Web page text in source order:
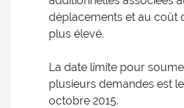
déplacements et au coût
plus élevé.
La date limite pour
plusieurs demandes est
octobre 2015.